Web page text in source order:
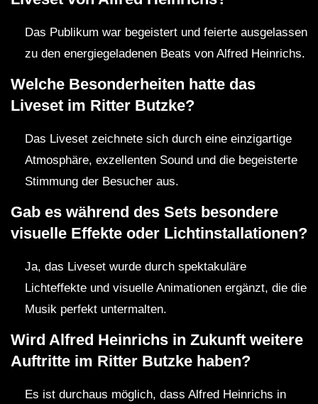
Das Publikum war begeistert und feierte ausgelassen
zu den energiegeladenen Beats von Alfred Heinrichs.
Welche Besonderheiten hatte das
Liveset im Ritter Butzke?
Das Liveset zeichnete sich durch eine einzigartige
Atmosphäre, exzellenten Sound und die begeisterte
Stimmung der Besucher aus.
Gab es während des Sets besondere
visuelle Effekte oder Lichtinstallationen?
Ja, das Liveset wurde durch spektakuläre
Lichteffekte und visuelle Animationen ergänzt, die die
Musik perfekt untermalten.
Wird Alfred Heinrichs in Zukunft weitere
Auftritte im Ritter Butzke haben?
Es ist durchaus möglich, dass Alfred Heinrichs in